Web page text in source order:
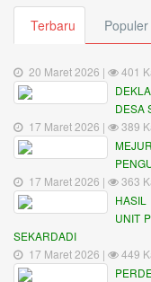
Terbaru Populer
20 Maret 2026 |
401
DESA
17 Maret 2026 |
389
17 Maret 2026 |
363
UNIT
SEKARDADI
17 Maret 2026 |
449